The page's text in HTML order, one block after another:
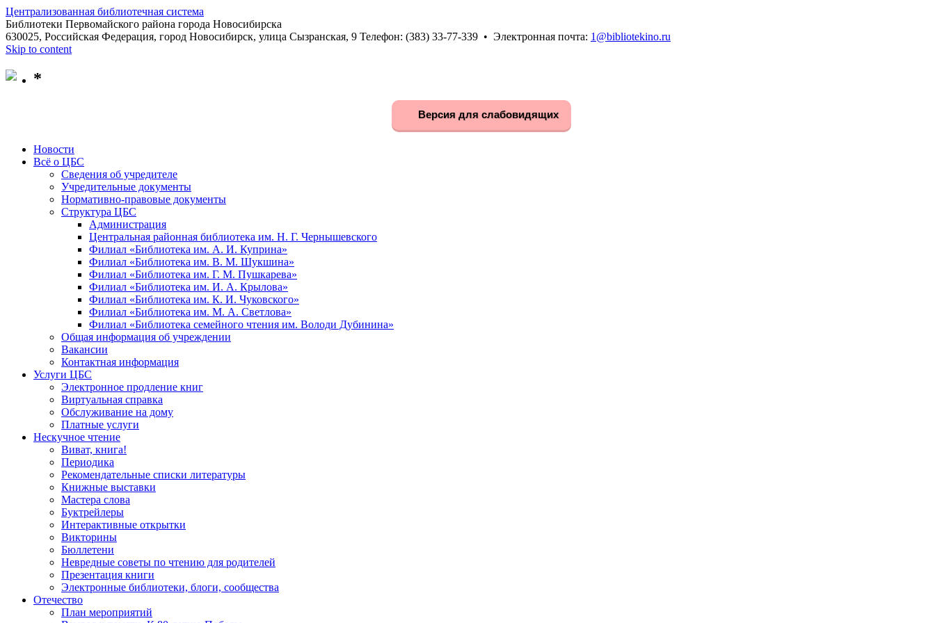
Централизованная библиотечная система
Библиотеки Первомайского района города Новосибирска
630025, Российская Федерация, город Новосибирск, улица Сызранская, 9 Телефон: (383) 33-77-339 • Электронная почта: 1@bibliotekino.ru
Skip to content
*
Версия для слабовидящих
Новости
Всё о ЦБС
Сведения об учредителе
Учредительные документы
Нормативно-правовые документы
Структура ЦБС
Администрация
Центральная районная библиотека им. Н. Г. Чернышевского
Филиал «Библиотека им. А. И. Куприна»
Филиал «Библиотека им. В. М. Шукшина»
Филиал «Библиотека им. Г. М. Пушкарева»
Филиал «Библиотека им. И. А. Крылова»
Филиал «Библиотека им. К. И. Чуковского»
Филиал «Библиотека им. М. А. Светлова»
Филиал «Библиотека семейного чтения им. Володи Дубинина»
Общая информация об учреждении
Вакансии
Контактная информация
Услуги ЦБС
Электронное продление книг
Виртуальная справка
Обслуживание на дому
Платные услуги
Нескучное чтение
Виват, книга!
Периодика
Рекомендательные списки литературы
Книжные выставки
Мастера слова
Буктрейлеры
Интерактивные открытки
Викторины
Бюллетени
Невредные советы по чтению для родителей
Презентация книги
Электронные библиотеки, блоги, сообщества
Отечество
План мероприятий